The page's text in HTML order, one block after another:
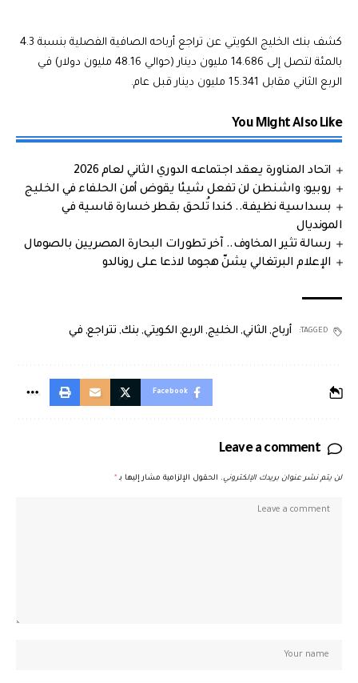
كشف بنك الخليج الكويتي عن تراجع أرباحه الصافية الفصلية بنسبة 4.3
بالمئة لتصل إلى 14.686 مليون دينار (حوالي 48.16 مليون دولار) في
الربع الثاني مقابل 15.341 مليون دينار قبل عام.
You Might Also Like
اتحاد المناورة يعقد اجتماعه الدوري الثاني لعام 2026
روبيو: واشنطن لن تفعل شيئا يقوض أمن الحلفاء في الخليج
بسداسية نظيفة.. كندا تُلحق بقطر خسارة قاسية في
المونديال
رسالة تثير المخاوف.. آخر تطورات البحارة المصريين بالصومال
الإعلام البرتغالي يشنّ هجوما لاذعا على رونالدو
TAGGED: أرباح, الثاني, الخليج, الربع, الكويتي, بنك, تتراجع, في
Facebook
Leave a comment
لن يتم نشر عنوان بريدك الإلكتروني. الحقول الإلزامية مشار إليها بـ *